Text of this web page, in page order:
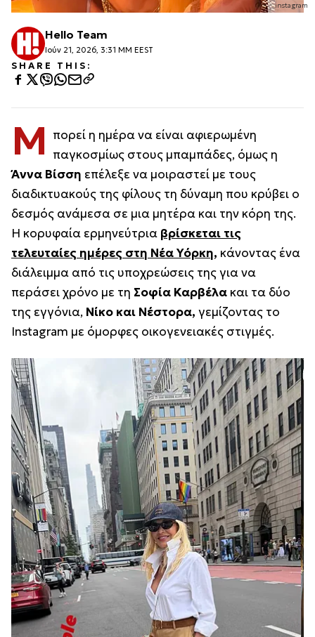
instagram
Hello Team
Ιούν 21, 2026, 3:31 ΜΜ EEST
SHARE THIS:
Μ πορεί η ημέρα να είναι αφιερωμένη
παγκοσμίως στους μπαμπάδες, όμως η
Άννα Βίσση επέλεξε να μοιραστεί με τους
διαδικτυακούς της φίλους τη δύναμη που κρύβει ο
δεσμός ανάμεσα σε μια μητέρα και την κόρη της.
Η κορυφαία ερμηνεύτρια βρίσκεται τις
τελευταίες ημέρες στη Νέα Υόρκη, κάνοντας ένα
διάλειμμα από τις υποχρεώσεις της για να
περάσει χρόνο με τη Σοφία Καρβέλα και τα δύο
της εγγόνια, Νίκο και Νέστορα, γεμίζοντας το
Instagram με όμορφες οικογενειακές στιγμές.